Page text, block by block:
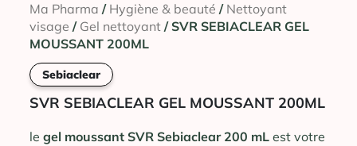
Ma Pharma / Hygiène & beauté / Nettoyant
visage / Gel nettoyant / SVR SEBIACLEAR GEL
MOUSSANT 200ML
Sebiaclear
SVR SEBIACLEAR GEL MOUSSANT 200ML
le gel moussant SVR Sebiaclear 200 mL est votre